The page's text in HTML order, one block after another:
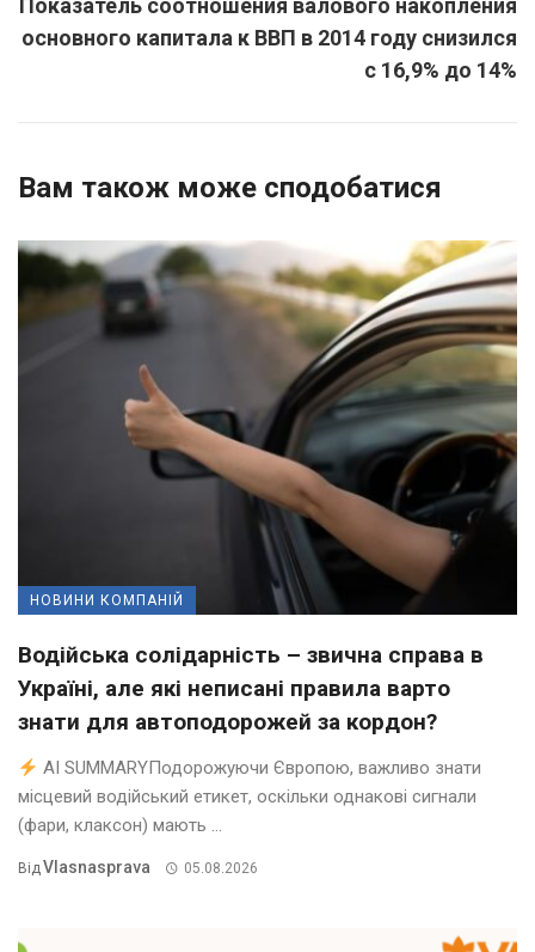
Показатель соотношения валового накопления
основного капитала к ВВП в 2014 году снизился
с 16,9% до 14%
Вам також може сподобатися
НОВИНИ КОМПАНІЙ
Водійська солідарність – звична справа в
Україні, але які неписані правила варто
знати для автоподорожей за кордон?
AI SUMMARYПодорожуючи Європою, важливо знати
місцевий водійський етикет, оскільки однакові сигнали
(фари, клаксон) мають ...
ВідVlasnasprava 05.08.2026